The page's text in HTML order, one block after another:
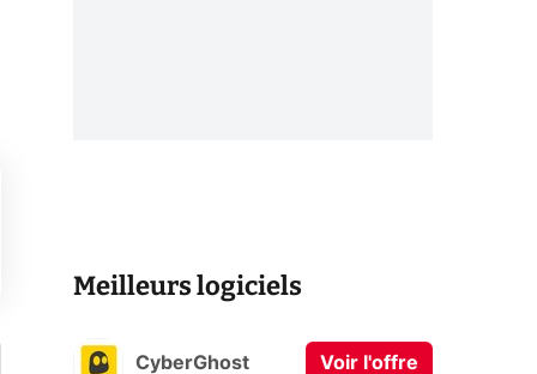
Meilleurs logiciels
CyberGhost Voir l'offre